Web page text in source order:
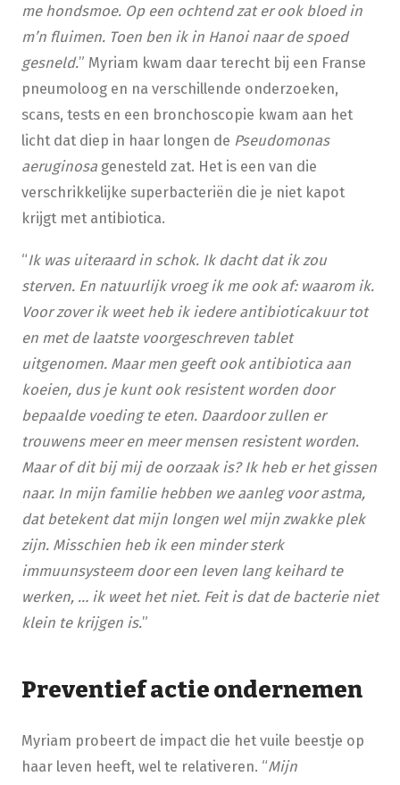
me hondsmoe. Op een ochtend zat er ook bloed in
m’n fluimen. Toen ben ik in Hanoi naar de spoed
gesneld.” Myriam kwam daar terecht bij een Franse
pneumoloog en na verschillende onderzoeken,
scans, tests en een bronchoscopie kwam aan het
licht dat diep in haar longen de Pseudomonas
aeruginosagenesteld zat. Het is een van die
verschrikkelijke superbacteriën die je niet kapot
krijgt met antibiotica.
“Ik was uiteraard in schok. Ik dacht dat ik zou
sterven. En natuurlijk vroeg ik me ook af: waarom ik.
Voor zover ik weet heb ik iedere antibioticakuur tot
en met de laatste voorgeschreven tablet
uitgenomen. Maar men geeft ook antibiotica aan
koeien, dus je kunt ook resistent worden door
bepaalde voeding te eten. Daardoor zullen er
trouwens meer en meer mensen resistent worden.
Maar of dit bij mij de oorzaak is? Ik heb er het gissen
naar. In mijn familie hebben we aanleg voor astma,
dat betekent dat mijn longen wel mijn zwakke plek
zijn. Misschien heb ik een minder sterk
immuunsysteem door een leven lang keihard te
werken, … ik weet het niet. Feit is dat de bacterie niet
klein te krijgen is.”
Preventief actie ondernemen
Myriam probeert de impact die het vuile beestje op
haar leven heeft, wel te relativeren. “Mijn